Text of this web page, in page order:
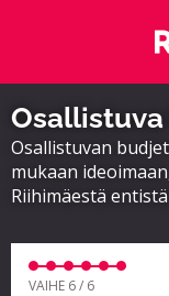
Osallistuvan
mukaan
Riihimäestä
VAIHE 6 / 6